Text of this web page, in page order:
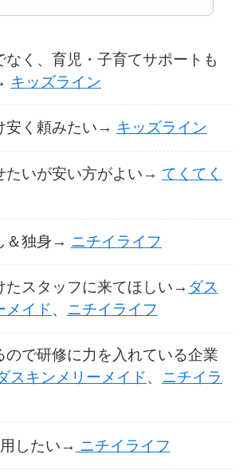
なく、育児・子育てサポートも
キッズライン
安く頼みたい→ キッズライン
たいが安い方がよい→ てくてく
＆独身→ ニチイライフ
たスタッフに来てほしい→ ダス
メイド、 ニチイライフ
ので研修に力を入れている企業
スキンメリーメイド、 ニチイラ
したい→ ニチイライフ